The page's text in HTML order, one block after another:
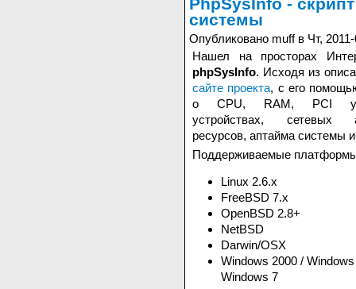
системы
Опубликовано muff в Чт,
Нашел на просторах
phpSysInfo. Исходя из
сайте проекта, с его
о CPU, RAM, PCI
устройствах, сетевых
ресурсов, аптайма системы
Поддерживаемые
Linux 2.6.x
FreeBSD 7.x
OpenBSD 2.8+
NetBSD
Darwin/OSX
Windows 2000 /
Windows 7